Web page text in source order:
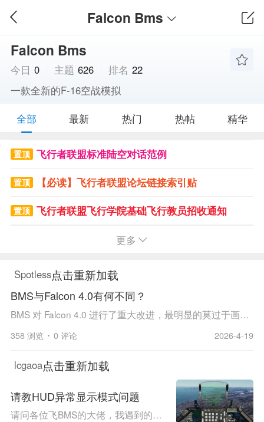
Falcon Bms
Falcon Bms
今日 0 主题 626 排名 22
一款全新的F-16空战模拟
全部
最新 热门 热帖 精华
置顶 飞行者联盟标准陆空对话范例
置顶 【必读】飞行者联盟论坛链接索引贴
置顶 飞行者联盟飞行学院基础飞行教员招收通知
飞币怎么赚？请勿灌水，一旦发现会被封掉ID、且无任何警告
更多
Spotless点击重新加载
BMS与Falcon 4.0有何不同？
BMS 对 Falcon 4.0 进行了重大改进，最明显的莫过于画面和 F-16 的精细度提升。但 BMS 对 Falcon 4.0 还有哪些其他重大改动/错误修复？ 例如，BMS 的动态战役模式是否有重大改动？ Falcon 4.0 的 AI 与 BMS 相比如何？我听说 Falcon 4.0 的 AI 问题很多，但...
358 浏览 0 评论 2026-4-19
lcgaoa点击重新加载
请教HUD异常显示模式问题
请问各位飞BMS的大佬，我遇到的究竟是怎么回事，每次一起飞收起落架，HUD就会变成这样，万望各位不吝赐教，感激不尽！